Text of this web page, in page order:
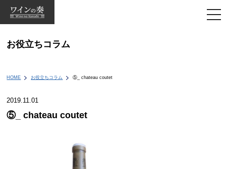
お役立ちコラム
HOME お役立ちコラム ⑤_ chateau coutet
2019.11.01
⑤_ chateau coutet